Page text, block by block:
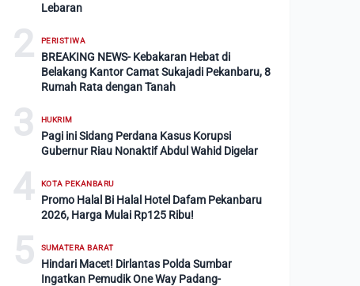
Lebaran
2 PERISTIWA
BREAKING NEWS- Kebakaran Hebat di
Belakang Kantor Camat Sukajadi Pekanbaru, 8
Rumah Rata dengan Tanah
3 HUKRIM
Pagi ini Sidang Perdana Kasus Korupsi
Gubernur Riau Nonaktif Abdul Wahid Digelar
4 KOTA PEKANBARU
Promo Halal Bi Halal Hotel Dafam Pekanbaru
2026, Harga Mulai Rp125 Ribu!
5 SUMATERA BARAT
Hindari Macet! Dirlantas Polda Sumbar
Ingatkan Pemudik One Way Padang-